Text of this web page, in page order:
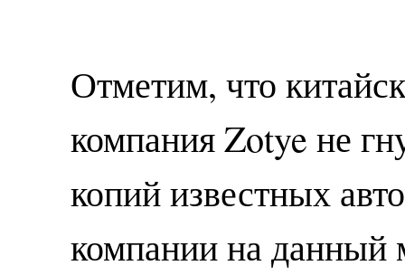
Отметим, что
компания Zotye не
копий известных
компании на данный